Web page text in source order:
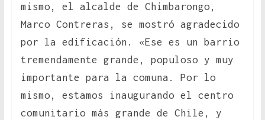
mismo, el alcalde de Chimbarongo,
Marco Contreras, se mostró agradecido
por la edificación. «Ese es un barrio
tremendamente grande, populoso y muy
importante para la comuna. Por lo
mismo, estamos inaugurando el centro
comunitario más grande de Chile, y